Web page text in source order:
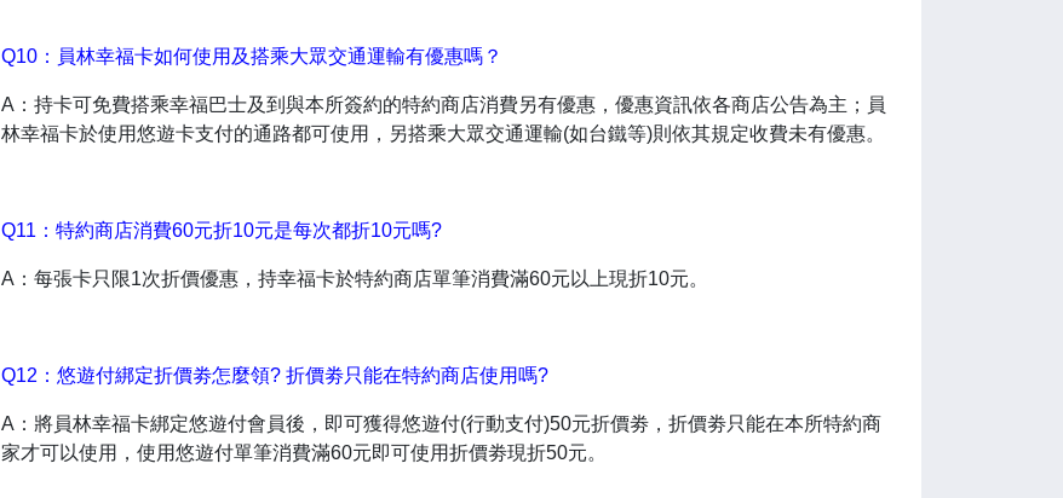
Q10：員林幸福卡如何使用及搭乘大眾交通運輸有優惠嗎？
A：持卡可免費搭乘幸福巴士及到與本所簽約的特約商店消費另有優惠，優惠資訊依各商店公告為主；員
林幸福卡於使用悠遊卡支付的通路都可使用，另搭乘大眾交通運輸(如台鐵等)則依其規定收費未有優惠。
Q11：特約商店消費60元折10元是每次都折10元嗎?
A：每張卡只限1次折價優惠，持幸福卡於特約商店單筆消費滿60元以上現折10元。
Q12：悠遊付綁定折價劵怎麼領? 折價劵只能在特約商店使用嗎?
A：將員林幸福卡綁定悠遊付會員後，即可獲得悠遊付(行動支付)50元折價劵，折價劵只能在本所特約商
家才可以使用，使用悠遊付單筆消費滿60元即可使用折價劵現折50元。